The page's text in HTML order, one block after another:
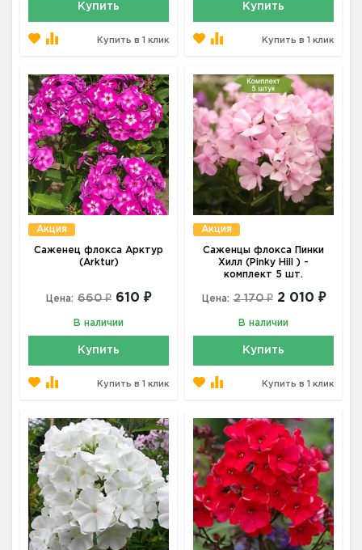
Купить
Купить в 1 клик
Купить
Купить в 1 клик
Акция
Саженец флокса Арктур
(Arktur)
Цена: 660 ₽ 610 ₽
В наличии
Купить
Купить в 1 клик
Акция
Саженцы флокса Пинки
Хилл (Pinky Hill ) -
комплект 5 шт.
Цена: 2 170 ₽ 2 010 ₽
В наличии
Купить
Купить в 1 клик